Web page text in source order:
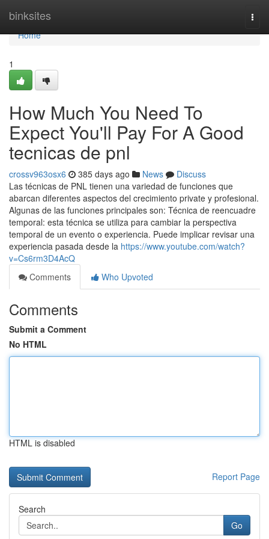
binksites
Home
Home
1
How Much You Need To
Expect You'll Pay For A Good
tecnicas de pnl
crossv963osx6 385 days ago News
Discuss
Las técnicas de PNL tienen una variedad de funciones que
abarcan diferentes aspectos del crecimiento private y profesional.
Algunas de las funciones principales son: Técnica de reencuadre
temporal: esta técnica se utiliza para cambiar la perspectiva
temporal de un evento o experiencia. Puede implicar revisar una
experiencia pasada desde la https://www.youtube.com/watch?
v=Cs6rm3D4AcQ
Comments
Who Upvoted
Comments
Submit a Comment
No HTML
HTML is disabled
Report Page
Search
Go